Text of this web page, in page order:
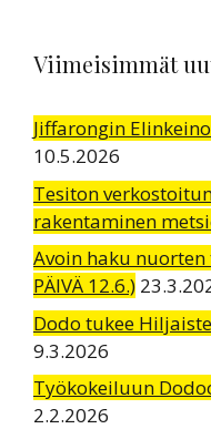
Viimeisimmät
Jiffarongin
10.5.2026
Tesiton
rakentaminen
Avoin haku nuorten
PÄIVÄ 12.6.)
Dodo tukee
9.3.2026
Työkokeiluun
2.2.2026